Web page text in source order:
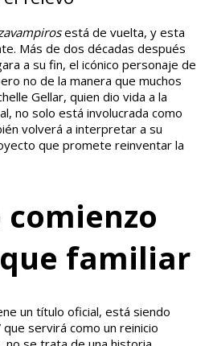
está de vuelta, y esta
Más de dos décadas después
a su fin, el icónico personaje de
no de la manera que muchos
Gellar, quien dio vida a la
no solo está involucrada como
volverá a interpretar a su
que promete reinventar la
comienzo
familiar
un título oficial, está siendo
servirá como un reinicio